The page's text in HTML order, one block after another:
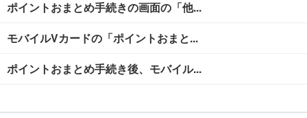
ポイントおまとめ手続きの画面の「他...
モバイルVカードの「ポイントおまと...
ポイントおまとめ手続き後、モバイル...